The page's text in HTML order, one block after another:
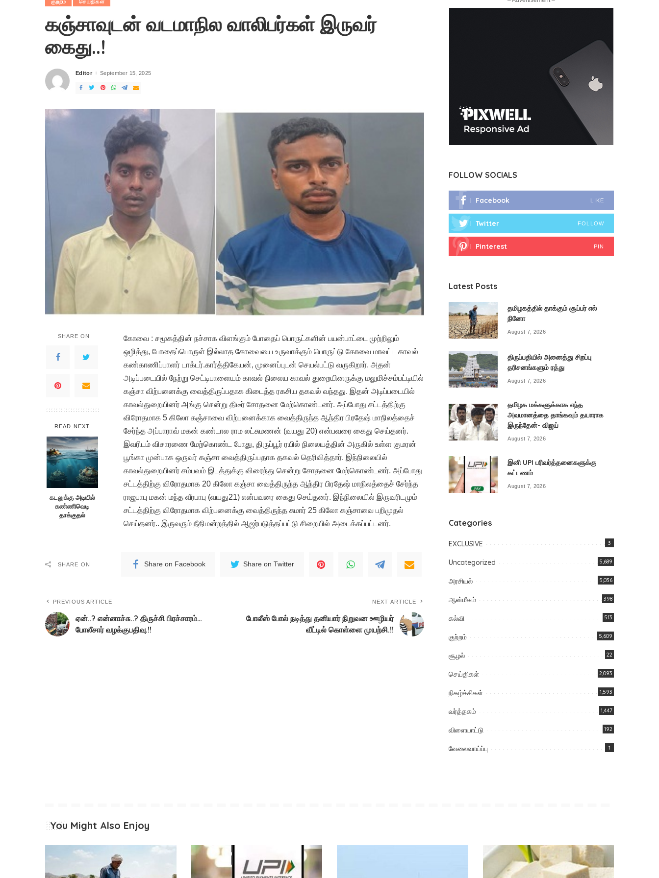
குற்றம் செய்திகள்
கஞ்சாவுடன் வடமாநில வாலிபர்கள் இருவர்
கைது..!
Posted
Editor September 15, 2025
SHARE ON
READ NEXT
கடலுக்கு அடியில்
கண்ணிவெடி
தாக்குதல்
கோவை : சமூகத்தின் நச்சாக விளங்கும் போதைப் பொருட்களின் பயன்பாட்டை முற்றிலும்
ஒழித்து, போதைப்பொருள் இல்லாத கோவையை உருவாக்கும் பொருட்டு கோவை மாவட்ட காவல்
கண்காணிப்பாளர் டாக்டர்.கார்த்திகேயன், முனைப்புடன் செயல்பட்டு வருகிறார். அதன்
அடிப்படையில் நேற்று செட்டிபாளையம் காவல் நிலைய காவல் துறையினருக்கு மலுமிச்சம்பட்டியில்
கஞ்சா விற்பனைக்கு வைத்திருப்பதாக கிடைத்த ரகசிய தகவல் வந்தது. இதன் அடிப்படையில்
காவல்துறையினர் அங்கு சென்று திடீர் சோதனை மேற்கொண்டனர். அப்போது சட்டத்திற்கு
விரோதமாக 5 கிலோ கஞ்சாவை விற்பனைக்காக வைத்திருந்த ஆந்திர பிரதேஷ் மாநிலத்தைச்
சேர்ந்த அப்பாராவ் மகன் கண்டால ராம லட்சுமணன் (வயது 20) என்பவரை கைது செய்தனர்.
இவரிடம் விசாரணை மேற்கொண்ட போது, திருப்பூர் ரயில் நிலையத்தின் அருகில் உள்ள குமரன்
பூங்கா முன்பாக ஒருவர் கஞ்சா வைத்திருப்பதாக தகவல் தெரிவித்தார். இந்நிலையில்
காவல்துறையினர் சம்பவம் இடத்துக்கு விரைந்து சென்று சோதனை மேற்கொண்டனர். அப்போது
சட்டத்திற்கு விரோதமாக 20 கிலோ கஞ்சா வைத்திருந்த ஆந்திர பிரதேஷ் மாநிலத்தைச் சேர்ந்த
ராஜபாபு மகன் மந்த வீரபாபு (வயது21) என்பவரை கைது செய்தனர். இந்நிலையில் இருவரிடமும்
சட்டத்திற்கு விரோதமாக விற்பனைக்கு வைத்திருந்த சுமார் 25 கிலோ கஞ்சாவை பறிமுதல்
செய்தனர்.. இருவரும் நீதிமன்றத்தில் ஆஜர்படுத்தப்பட்டு சிறையில் அடைக்கப்பட்டனர்.
SHARE ON Share on Facebook Share on Twitter
PREVIOUS ARTICLE
ஏன்..? என்னாச்சு..? திருச்சி பிரச்சாரம்…
போலீசார் வழக்குபதிவு.!!
NEXT ARTICLE
போலீஸ் போல் நடித்து தனியார் நிறுவன ஊழியர்
வீட்டில் கொள்ளை முயற்சி.!!
FOLLOW SOCIALS
Facebook LIKE
Twitter FOLLOW
Pinterest PIN
Latest Posts
தமிழகத்தில் தாக்கும் சூப்பர் எல்
நினோ
August 7, 2026
திருப்பதியில் அனைத்து சிறப்பு
தரிசனங்களும் ரத்து
August 7, 2026
தமிழக மக்களுக்காக எந்த
அவமானத்தை தாங்கவும் தயாராக
இருந்தேன்- விஜய்
August 7, 2026
இனி UPI பரிவர்த்தனைகளுக்கு
கட்டணம்
August 7, 2026
Categories
EXCLUSIVE 3
Uncategorized 5,689
அரசியல் 5,036
ஆன்மீகம் 398
கல்வி 513
குற்றம் 5,609
சூழல் 22
செய்திகள் 2,093
நிகழ்ச்சிகள் 1,593
வர்த்தகம் 1,447
விளையாட்டு 192
வேலைவாய்ப்பு 1
You Might Also Enjoy